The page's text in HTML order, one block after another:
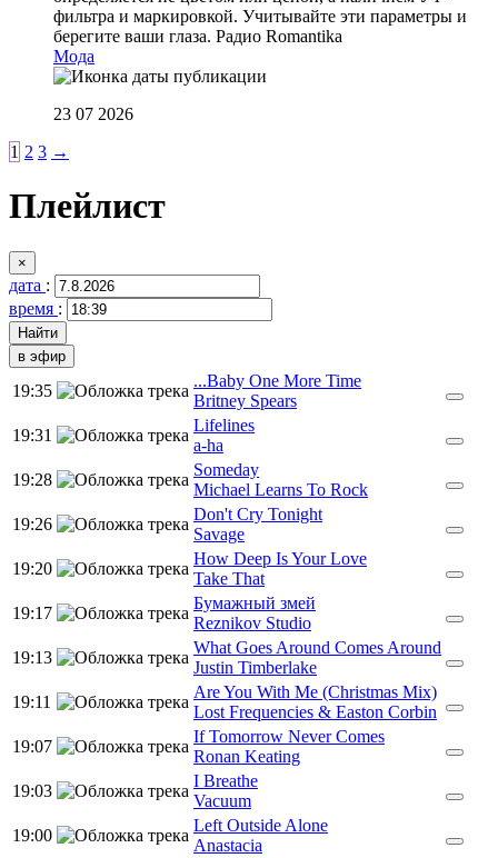
фильтра и маркировкой. Учитывайте эти параметры и
берегите ваши глаза. Радио Romantika
Мода
23 07 2026
1 2 3 →
Плейлист
×
дата :
время :
в эфир
19:35
...Baby One More Time
Britney Spears
19:31
Lifelines
a-ha
19:28
Someday
Michael Learns To Rock
19:26
Don't Cry Tonight
Savage
19:20
How Deep Is Your Love
Take That
19:17
Бумажный змей
Reznikov Studio
19:13
What Goes Around Comes Around
Justin Timberlake
19:11
Are You With Me (Christmas Mix)
Lost Frequencies & Easton Corbin
19:07
If Tomorrow Never Comes
Ronan Keating
19:03
I Breathe
Vacuum
19:00
Left Outside Alone
Anastacia